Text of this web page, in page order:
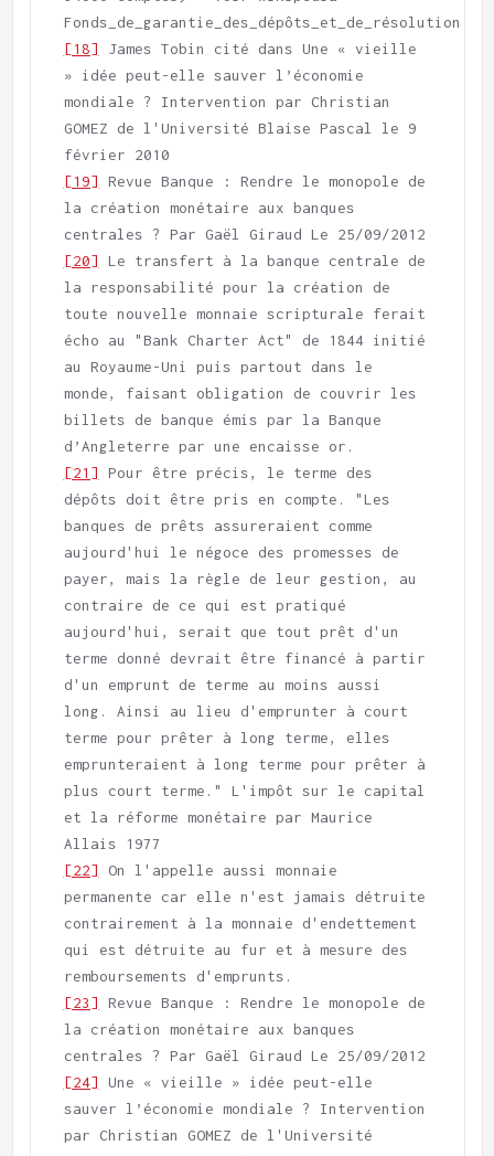
[18] James Tobin cité dans Une « vieille
» idée peut-elle sauver l’économie
mondiale ? Intervention par Christian
GOMEZ de l'Université Blaise Pascal le 9
[19] Revue Banque : Rendre le monopole de
la création monétaire aux banques
[20] Le transfert à la banque centrale de
la responsabilité pour la création de
toute nouvelle monnaie scripturale ferait
écho au "Bank Charter Act" de 1844 initié
au Royaume-Uni puis partout dans le
monde, faisant obligation de couvrir les
billets de banque émis par la Banque
[21] Pour être précis, le terme des
dépôts doit être pris en compte. "Les
banques de prêts assureraient comme
aujourd'hui le négoce des promesses de
payer, mais la règle de leur gestion, au
contraire de ce qui est pratiqué
aujourd'hui, serait que tout prêt d'un
terme donné devrait être financé à partir
d'un emprunt de terme au moins aussi
long. Ainsi au lieu d'emprunter à court
terme pour prêter à long terme, elles
emprunteraient à long terme pour prêter à
plus court terme." L'impôt sur le capital
et la réforme monétaire par Maurice
[22] On l'appelle aussi monnaie
permanente car elle n'est jamais détruite
contrairement à la monnaie d'endettement
qui est détruite au fur et à mesure des
[23] Revue Banque : Rendre le monopole de
la création monétaire aux banques
[24] Une « vieille » idée peut-elle
sauver l’économie mondiale ? Intervention
par Christian GOMEZ de l'Université